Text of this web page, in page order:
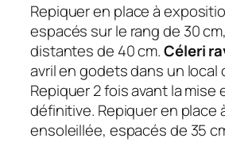
Repiquer en place à
espacés sur le rang de 30
distantes de 40 cm.Céleri
avril en godets dans un local
Repiquer 2 fois avant la mise
définitive. Repiquer en place
ensoleillée, espacés de 35